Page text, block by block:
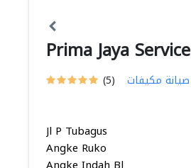
Prima Jaya Service
(5) صيانة مكيفات
Jl P Tubagus
Angke Ruko